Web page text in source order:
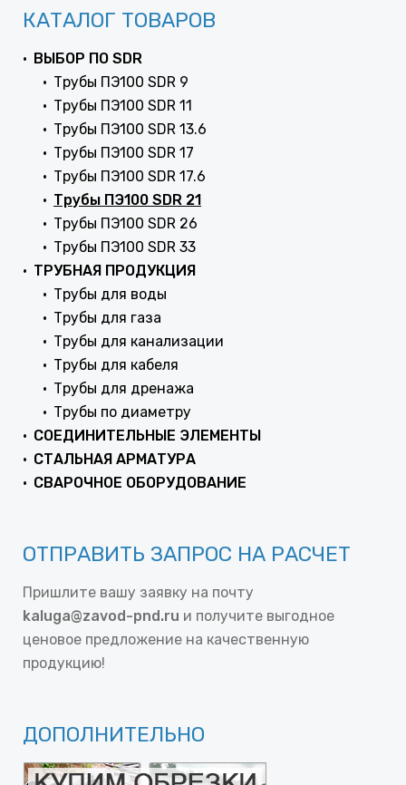
КАТАЛОГ ТОВАРОВ
ВЫБОР ПО SDR
Трубы ПЭ100 SDR 9
Трубы ПЭ100 SDR 11
Трубы ПЭ100 SDR 13.6
Трубы ПЭ100 SDR 17
Трубы ПЭ100 SDR 17.6
Трубы ПЭ100 SDR 21
Трубы ПЭ100 SDR 26
Трубы ПЭ100 SDR 33
ТРУБНАЯ ПРОДУКЦИЯ
Трубы для воды
Трубы для газа
Трубы для канализации
Трубы для кабеля
Трубы для дренажа
Трубы по диаметру
СОЕДИНИТЕЛЬНЫЕ ЭЛЕМЕНТЫ
СТАЛЬНАЯ АРМАТУРА
СВАРОЧНОЕ ОБОРУДОВАНИЕ
ОТПРАВИТЬ ЗАПРОС НА РАСЧЕТ
Пришлите вашу заявку на почту
kaluga@zavod-pnd.ru и получите выгодное
ценовое предложение на качественную
продукцию!
ДОПОЛНИТЕЛЬНО